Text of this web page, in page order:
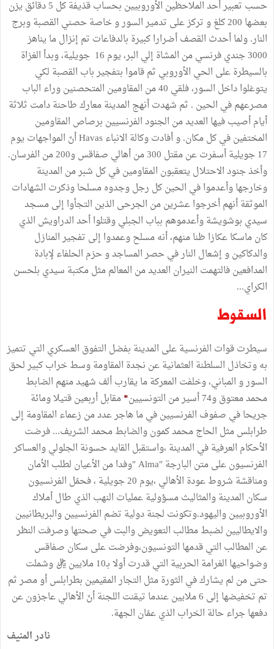
حسب تعبير أحد الملاحظين الأوروبيين بحساب قذيفة كل 5 دقائق يزن
بعضها 200 كلغ و تركز على تدمير السور و خاصة حصني القصبة وبرج
النار. ولما أحدث القصف أضرارا كبيرة بالدفاعات تم إنزال ما يناهز
3000 جندي فرنسي من المشاة إلي البر، يوم 16 جويلية، وبدأ الغزاة
بالسيطرة على الحي الأوروبي ثم قاموا بتفجير باب القصبة لكي
يتوغلوا داخل السور، فلقي 40 من المقاومين المتحصنين وراء الباب
مصرعهم في الحين . ثم شهدت أنهج المدينة معارك طاحنة دامت ثلاثة
أيام أصيب فيها العديد من الجنود الفرنسيين برصاص المقاومين
المختفين في كل مكان. و أفادت وكالة الانباء Havas أنّ المواجهات يوم
17 جويلية أسفرت عن مقتل 300 من أهالي صفاقس و200 من الفرسان.
وأخذ جنود الاحتلال يتعقبون المقاومين في كل شبر من المدينة
وخارجها وأعدموا في الحين كل رجل وجدوه مسلحا وذكرت الشهادات
الموثقة أنهم أخرجوا عشرين من الجرحى الذين التجأوا إلى مسجد
سيدي بوشويشة وأعدموهم بباب الجبلي وقتلوا أحد الدراويش الذي
كان ماسكا عكازا ظنا منهم، أنه مسلح وعمدوا إلى تفجير المنازل
والدكاكين و إشعال النار في حصر المساجد و حزم الحلفاء لإبادة
المدافعين فالتهمت النيران العديد من المعالم مثل مكتبة سيدي بلحسن
الكراي...
السقوط
سيطرت قوات الفرنسية على المدينة بفضل التفوق العسكري التي تتميز
به وتخاذل السلطنة العثمانية عن نجدة المقاومة وسط خراب كبير لحق
السور و المباني، وخلفت المعركة ما يقارب ألف شهيد منهم الضابط
محمد معتوق و74 أسير من التونسيين
*مقابل أربعين قتيلا ومائة
جريحا في صفوف الفرنسيين في ما هاجر عدد من زعماء المقاومة إلى
طرابلس مثل الحاج محمد كمون والضابط محمد الشريف... فرضت
الأحكام العرفية في المدينة ،واستقبل القايد حسونة الجلولي والعساكر
الفرنسيون على متن البارجة ″Alma ″وفدا من الأعيان لطلب الأمان
ومناقشة شروط عودة الأهالي ،يوم 20 جويلية ، فحمّل الفرنسيون
سكان المدينة والمثاليث مسؤولية عمليات النهب الذي طال أملاك
الأوروبيين واليهود.وتكونت لجنة دولية تضم الفرنسيين والبريطانيين
والايطاليين لضبط مطالب التعويض والبت في صحتها وصرفت النظر
عن المطالب التي قدمها التونسيون،وفرضت على سكان صفاقس
وضواحيها الغرامة الحربية التي قدرت أولا بـ10 ملايين ريال وشملت
حتى من لم يشارك في الثورة مثل التجار المقيمين بطرابلس أو مصر ثم
تم تخفيضها إلى 6 ملايين عندما تيقنت اللجنة أنّ الأهالي عاجزون عن
دفعها جراء حالة الخراب الذي عمّان الجهة.
نادر المنيف